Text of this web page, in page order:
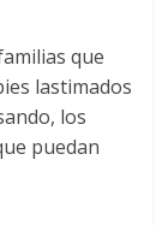
que
lastimados
los
puedan